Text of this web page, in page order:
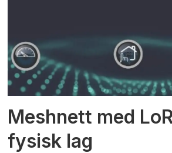
Meshnett med
fysisk lag